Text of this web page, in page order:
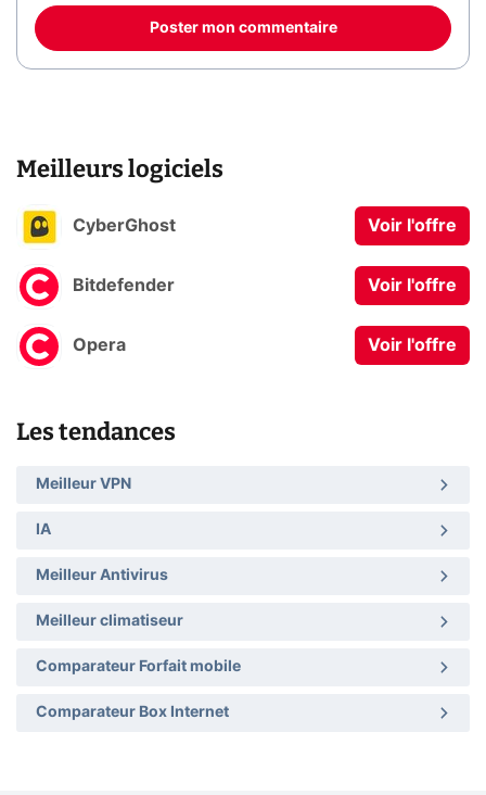
Poster mon commentaire
Meilleurs logiciels
CyberGhost Voir l'offre
Bitdefender Voir l'offre
Opera Voir l'offre
Les tendances
Meilleur VPN
IA
Meilleur Antivirus
Meilleur climatiseur
Comparateur Forfait mobile
Comparateur Box Internet